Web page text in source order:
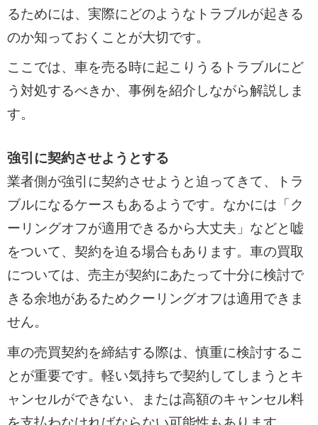
るためには、実際にどのようなトラブルが起きる
のか知っておくことが大切です。
ここでは、車を売る時に起こりうるトラブルにど
う対処するべきか、事例を紹介しながら解説しま
す。
強引に契約させようとする
業者側が強引に契約させようと迫ってきて、トラ
ブルになるケースもあるようです。なかには「ク
ーリングオフが適用できるから大丈夫」などと嘘
をついて、契約を迫る場合もあります。車の買取
については、売主が契約にあたって十分に検討で
きる余地があるためクーリングオフは適用できま
せん。
車の売買契約を締結する際は、慎重に検討するこ
とが重要です。軽い気持ちで契約してしまうとキ
ャンセルができない、または高額のキャンセル料